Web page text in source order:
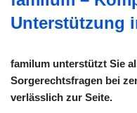
Unterstützung
familum unterstützt Sie
Sorgerechtsfragen bei
verlässlich zur Seite.